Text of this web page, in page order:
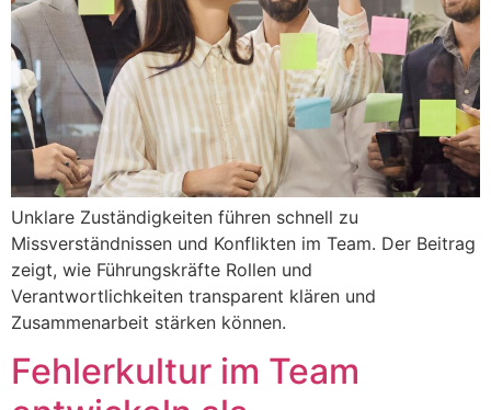
Unklare Zuständigkeiten führen schnell zu
Missverständnissen und Konflikten im Team. Der Beitrag
zeigt, wie Führungskräfte Rollen und
Verantwortlichkeiten transparent klären und
Zusammenarbeit stärken können.
Fehlerkultur im Team